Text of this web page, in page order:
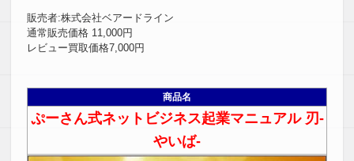
販売者:株式会社ベアードライン
通常販売価格 11,000円
レビュー買取価格7,000円
商品名
ぷーさん式ネットビジネス起業マニュアル 刃-
やいば-